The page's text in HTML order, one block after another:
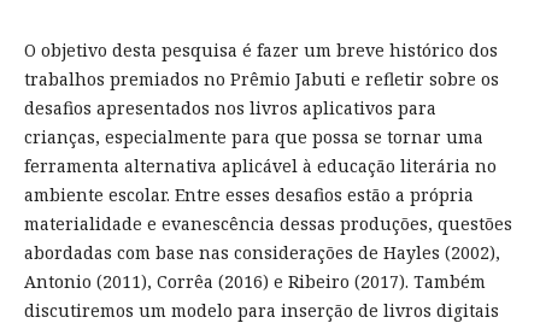
O objetivo desta pesquisa é fazer um breve histórico dos
trabalhos premiados no Prêmio Jabuti e refletir sobre os
desafios apresentados nos livros aplicativos para
crianças, especialmente para que possa se tornar uma
ferramenta alternativa aplicável à educação literária no
ambiente escolar. Entre esses desafios estão a própria
materialidade e evanescência dessas produções, questões
abordadas com base nas considerações de Hayles (2002),
Antonio (2011), Corrêa (2016) e Ribeiro (2017). Também
discutiremos um modelo para inserção de livros digitais